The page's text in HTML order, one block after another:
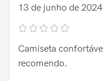
13 de junho de 2024
Camiseta
recomendo.